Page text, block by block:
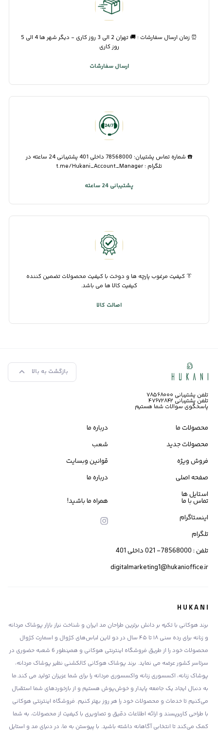
⏰ زمان ارسال سفارشات : 🚚 تهران 2 الی 3 روز کاری - دیگر شهر ها 4 الی 5
روز کاری
ارسال سفارشات
☎️ شماره تماس پشتیبان: 78568000 داخلی 401 پشتیبانی 24 ساعته در
تلگرام : t.me/Hukani_Account_Manager
پشتیبانی 24 ساعته
👔 کیفیت مرغوب پارچه ها و دوخت با کیفیت محصولات تضمین کننده
کیفیت کالا ها می باشد.
اصالت کالا
بازگشت به بالا
تلفن پشتیبانی ۷۸۵۶۸۰۰۰
تلفن پشتیبانی ۴۷۶۷۲۸۴۲
پاسخگوی سوالات شما هستیم
محصولات ما
محصولات جدید
فروش ویژه
صفحه اصلی
استایل ها
درباره ما
شعب
قوانین وبسایت
درباره ما
تماس با ما
اینستاگرام
تلگرام
تلفن : 78568000- 021 داخلی 401
digitalmarketing1@hukanioffice.ir
همراه ما باشید!
H U K A N I
برند هوکانی با تکیه بر دانش برترین طراحان مد ایران و شناخت نیاز بازار پوشاک مردانه
و زنانه برای رده سنی ۱۸ تا ۴۵ سال در دو لاین لباس‌های کژوال و اسمارت کژوال
محصولات خود را از طریق فروشگاه اینترنتی هوکانی و همینطور 6 شعبه حضوری در
سرتاسر کشور عرضه می نماید. برند پوشاک هوکانی کالکشنی نظیر پوشاک مردانه،
پوشاک زنانه، اکسسوری زنانه واکسسوری مردانه را برای شما عزیزان تولید می کند.ما
به دنبال ایجاد یک جامعه پایدار و خوش‌پوش هستیم و از بازخوردهای شما استقبال
می‌کنیم تا خدمات و محصولات خود را هر روز بهتر کنیم. فروشگاه اینترنتی هوکانی
با طراحی کاربرپسند و ارائه اطلاعات دقیق و تصاویری با کیفیت از محصولات، به شما
کمک می‌کند تا انتخابی آگاهانه داشته باشید. با پیوستن به ما، در دنیای مد و استایل